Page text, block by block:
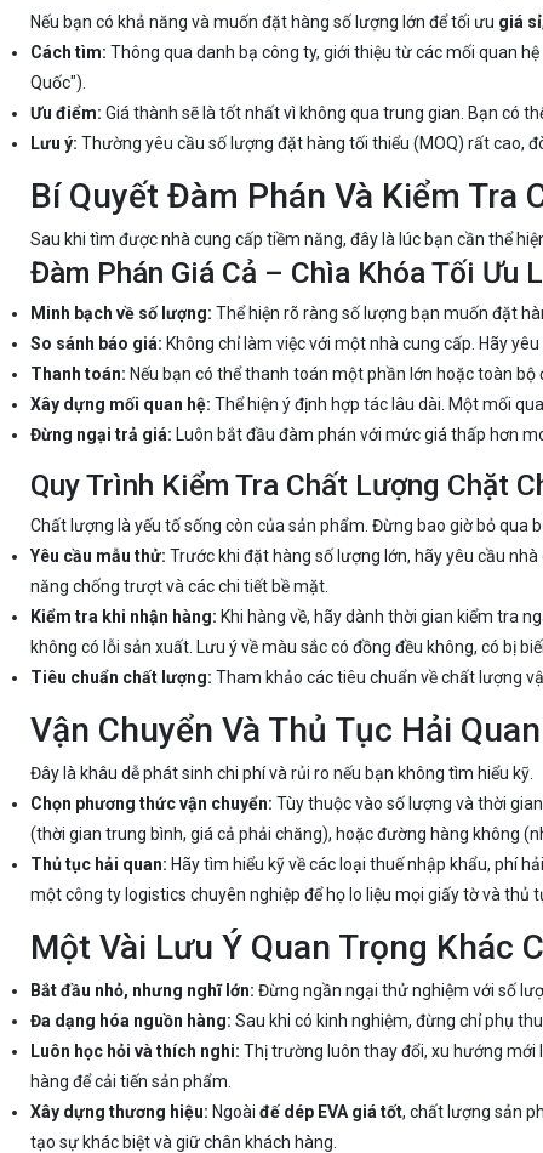
Nếu bạn có khả năng và muốn đặt hàng số lượng lớn để tối ưu giá sỉ
Cách tìm: Thông qua danh bạ công ty, giới thiệu từ các mối quan
Quốc").
Ưu điểm: Giá thành sẽ là tốt nhất vì không qua trung gian. Bạn có
Lưu ý: Thường yêu cầu số lượng đặt hàng tối thiểu (MOQ) rất cao,
Bí Quyết Đàm Phán Và Kiểm Tra
Sau khi tìm được nhà cung cấp tiềm năng, đây là lúc bạn cần thể
Đàm Phán Giá Cả – Chìa Khóa Tối Ưu
Minh bạch về số lượng: Thể hiện rõ ràng số lượng bạn muốn đặt
So sánh báo giá: Không chỉ làm việc với một nhà cung cấp. Hãy
Thanh toán: Nếu bạn có thể thanh toán một phần lớn hoặc toàn
Xây dựng mối quan hệ: Thể hiện ý định hợp tác lâu dài. Một mối
Đừng ngại trả giá: Luôn bắt đầu đàm phán với mức giá thấp hơn
Quy Trình Kiểm Tra Chất Lượng Chặt
Chất lượng là yếu tố sống còn của sản phẩm. Đừng bao giờ bỏ qua
Yêu cầu mẫu thử: Trước khi đặt hàng số lượng lớn, hãy yêu cầu
năng chống trượt và các chi tiết bề mặt.
Kiểm tra khi nhận hàng: Khi hàng về, hãy dành thời gian kiểm tra
không có lỗi sản xuất. Lưu ý về màu sắc có đồng đều không, có bị
Tiêu chuẩn chất lượng: Tham khảo các tiêu chuẩn về chất lượng
Vận Chuyển Và Thủ Tục Hải Quan
Đây là khâu dễ phát sinh chi phí và rủi ro nếu bạn không tìm hiểu kỹ.
Chọn phương thức vận chuyển: Tùy thuộc vào số lượng và thời
(thời gian trung bình, giá cả phải chăng), hoặc đường hàng không
Thủ tục hải quan: Hãy tìm hiểu kỹ về các loại thuế nhập khẩu, phí
một công ty logistics chuyên nghiệp để họ lo liệu mọi giấy tờ và
Một Vài Lưu Ý Quan Trọng Khác
Bắt đầu nhỏ, nhưng nghĩ lớn: Đừng ngần ngại thử nghiệm với số
Đa dạng hóa nguồn hàng: Sau khi có kinh nghiệm, đừng chỉ phụ
Luôn học hỏi và thích nghi: Thị trường luôn thay đổi, xu hướng mới
hàng để cải tiến sản phẩm.
Xây dựng thương hiệu: Ngoài đế dép EVA giá tốt, chất lượng sản
tạo sự khác biệt và giữ chân khách hàng.